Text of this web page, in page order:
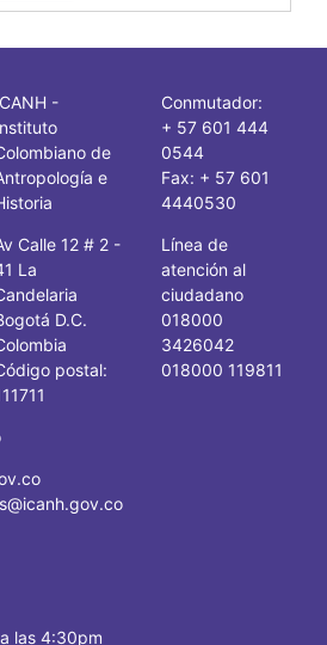
-
de
e
Calle 12 # 2 -
La
D.C.
postal:
Conmutador:
+ 57 601 444
0544
Fax: + 57 601
4440530
Línea de
atención al
ciudadano
018000
3426042
018000 119811
las 4:30pm